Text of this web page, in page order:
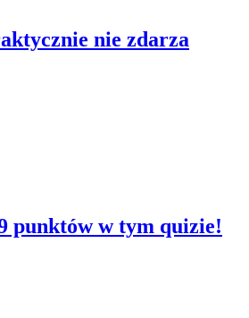
nie zdarza
punktów w tym quizie!